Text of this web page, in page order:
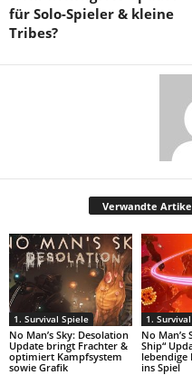
für Solo-Spieler & kleine
Tribes?
Verwandte
1. Survival Spiele
No Man’s Sky: Desolation
Update bringt Frachter &
optimiert Kampfsystem
sowie Grafik
1.
No Man’s
Ship“
lebendige
ins Spiel